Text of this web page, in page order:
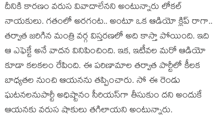
దీనికి కార‌ణం వ‌రుస వివాదాలేన‌ని అంటున్నారు లోక‌ల్
నాయ‌కులు. గ‌తంలో అర‌గంట‌.. అంటూ ఒక ఆడియో క్లిప్ రాగా..
త‌ర్వాత జ‌రిగిన మంత్రి వ‌ర్గ విస్త‌ర‌ణ‌లో అది కాస్తా పోయింది. ఇది
ఆ ఎఫెక్టే అనే వాద‌న వినిపించింది. ఇక‌, ఇటీవ‌ల మ‌రో ఆడియో
కూడా క‌ల‌క‌లం రేపింది. ఈ ప‌రిణామాల త‌ర్వాత పార్టీలో కీల‌క
బాధ్య‌త‌ల నుంచి ఆయ‌న‌ను త‌ప్పించారు. సో ఈ రెండు
ఘ‌ట‌న‌ల‌నుపార్టీ అధిష్టానం సీరియ‌స్‌గా తీసుకుం ద‌ని అందుకే
ఆయ‌న‌కు వ‌రుస షాకులు త‌గిలాయ‌ని అంటున్నారు.